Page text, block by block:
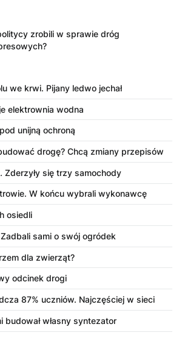
zrobili w sprawie dróg
we krwi. Pijany ledwo jechał
elektrownia wodna
unijną ochroną
drogę? Chcą zmiany przepisów
Zderzyły się trzy samochody
W końcu wybrali wykonawcę
osiedli
sami o swój ogródek
dla zwierząt?
odcinek drogi
87% uczniów. Najczęściej w sieci
budował własny syntezator